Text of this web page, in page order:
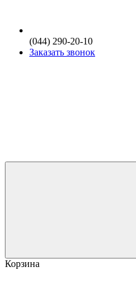
(044) 290-20-10
Заказать звонок
Корзина